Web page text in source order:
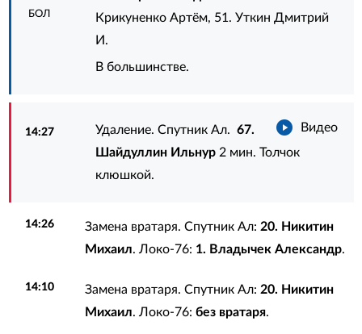
БОЛ
Крикуненко Артём, 51. Уткин Дмитрий
И.
В большинстве.
14:27 Видео
Удаление. Спутник Ал.67.
Шайдуллин Ильнур 2 мин. Толчок
клюшкой.
14:26 Замена вратаря. Спутник Ал: 20. Никитин
Михаил. Локо-76: 1. Владычек Александр.
14:10 Замена вратаря. Спутник Ал: 20. Никитин
Михаил. Локо-76: без вратаря.